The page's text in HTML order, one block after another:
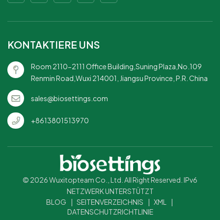
auszulaufen.Elegante
einen Hauch von
Einwegartikel – einfach zu
verwenden und zu entsorgen,
ideal für Veranstaltungen,
Partys und das tägliche
Essen.Fettbeständig –
Behandelt effektiv ölige oder
die Unversehrtheit der
Schüssel während der
gesamten Mahlzeit.
KONTAKTIERE UNS
Room 2110-2111 Office Building,Suning Plaza,No.109
Renmin Road,Wuxi 214001, Jiangsu Province, P.R. China
sales@biosettings.com
+8613801513970
© 2026 Wuxitopteam Co., Ltd. All Right Reserved. IPv6
NETZWERK UNTERSTÜTZT
BLOG
SEITENVERZEICHNIS XML
DATENSCHUTZRICHTLINIE